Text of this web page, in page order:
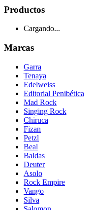
Productos
Cargando...
Marcas
Garra
Tenaya
Edelweiss
Editorial Penibética
Mad Rock
Singing Rock
Chiruca
Fizan
Petzl
Beal
Baldas
Deuter
Asolo
Rock Empire
Vango
Silva